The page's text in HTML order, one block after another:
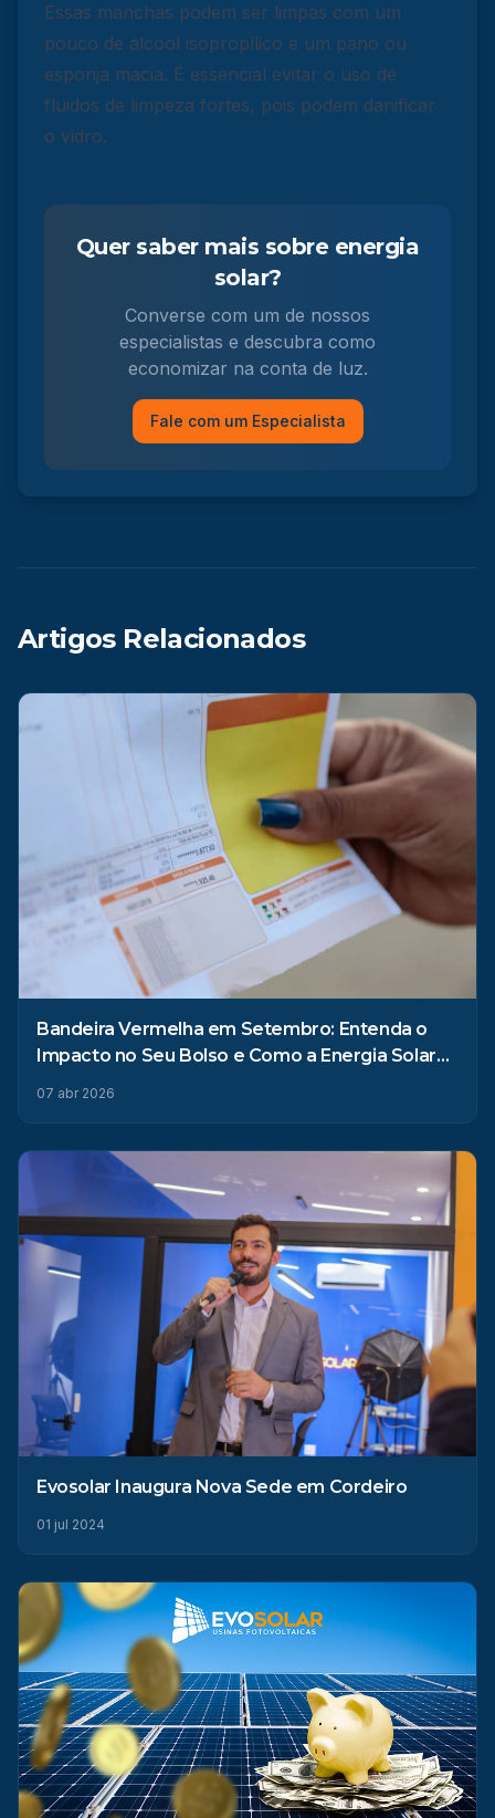
Essas manchas podem ser limpas com um
pouco de álcool isopropílico e um pano ou
esponja macia. É essencial evitar o uso de
fluidos de limpeza fortes, pois podem danificar
o vidro.
Quer saber mais sobre energia
solar?
Converse com um de nossos
especialistas e descubra como
economizar na conta de luz.
Fale com um Especialista
Artigos Relacionados
Bandeira Vermelha em Setembro: Entenda o
Impacto no Seu Bolso e Como a Energia Solar
07 abr 2026
Evosolar Inaugura Nova Sede em Cordeiro
01 jul 2024